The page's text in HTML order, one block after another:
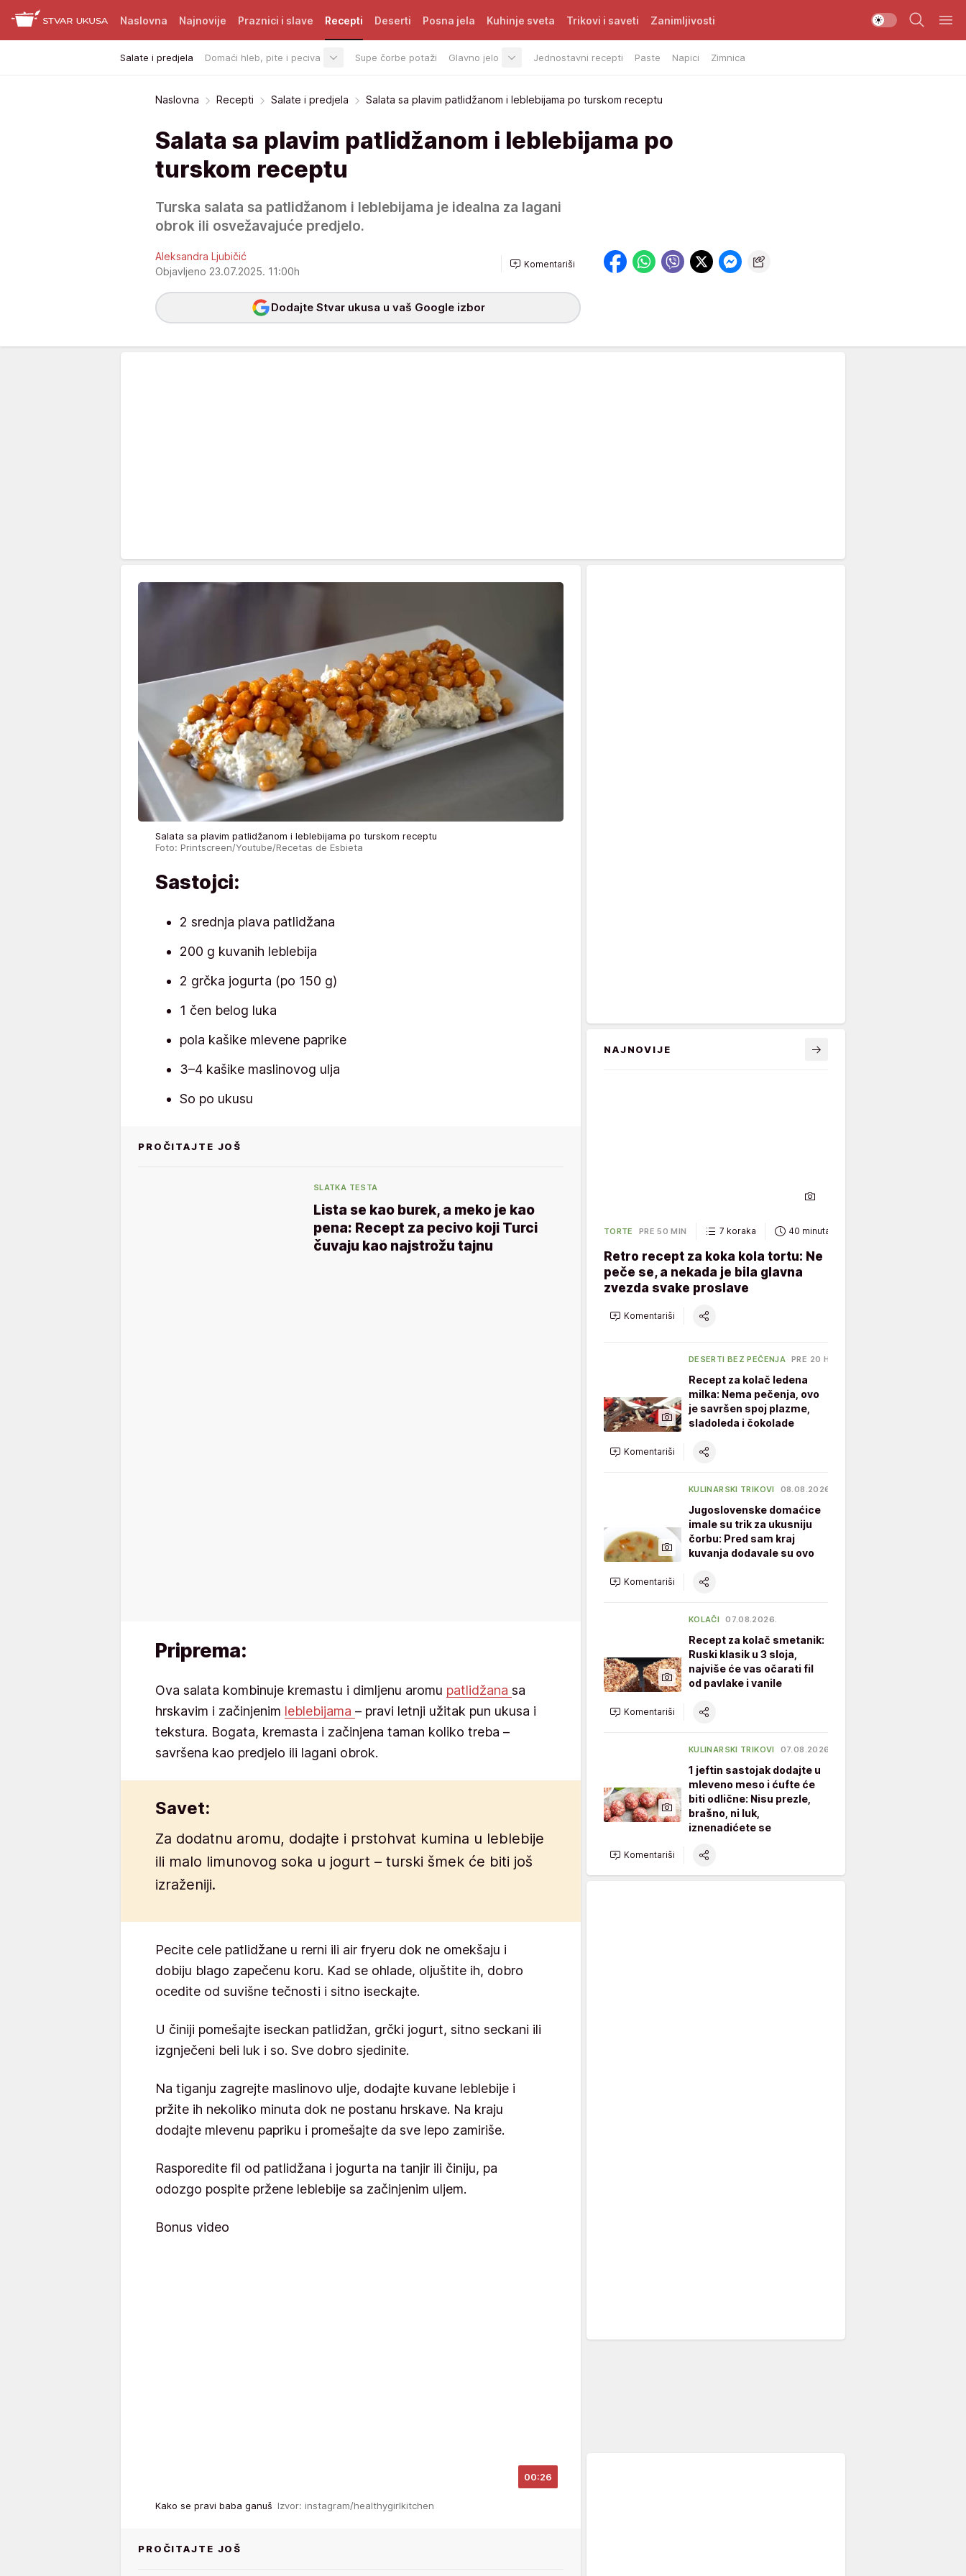
Naslovna Najnovije Praznici i slave Recepti
Salate i predjela Domaći hleb, pite i peciva Supe čorbe potaži Glavno jelo Jednostavni recepti Paste Napici Zimnica
Deserti Posna jela Kuhinje sveta Trikovi i saveti Zanimljivosti
Naslovna Recepti Salate i predjela Salata sa plavim patlidžanom i leblebijama po turskom receptu
Salata sa plavim patlidžanom i leblebijama po
turskom receptu
Turska salata sa patlidžanom i leblebijama je idealna za lagani
obrok ili osvežavajuće predjelo.
Aleksandra Ljubičić
Objavljeno 23.07.2025. 11:00h
Komentariši
Dodajte Stvar ukusa u vaš Google izbor
Salata sa plavim patlidžanom i leblebijama po turskom receptu
Foto: Printscreen/Youtube/Recetas de Esbieta
Sastojci:
2 srednja plava patlidžana
200 g kuvanih leblebija
2 grčka jogurta (po 150 g)
1 čen belog luka
pola kašike mlevene paprike
3–4 kašike maslinovog ulja
So po ukusu
PROČITAJTE JOŠ
SLATKA TESTA
Lista se kao burek, a meko je kao
pena: Recept za pecivo koji Turci
čuvaju kao najstrožu tajnu
Priprema:
Ova salata kombinuje kremastu i dimljenu aromu patlidžana sa
hrskavim i začinjenim leblebijama – pravi letnji užitak pun ukusa i
tekstura. Bogata, kremasta i začinjena taman koliko treba –
savršena kao predjelo ili lagani obrok.
Savet:
Za dodatnu aromu, dodajte i prstohvat kumina u leblebije
ili malo limunovog soka u jogurt – turski šmek će biti još
izraženiji.
Pecite cele patlidžane u rerni ili air fryeru dok ne omekšaju i
dobiju blago zapečenu koru. Kad se ohlade, oljuštite ih, dobro
ocedite od suvišne tečnosti i sitno iseckajte.
U činiji pomešajte iseckan patlidžan, grčki jogurt, sitno seckani ili
izgnječeni beli luk i so. Sve dobro sjedinite.
Na tiganju zagrejte maslinovo ulje, dodajte kuvane leblebije i
pržite ih nekoliko minuta dok ne postanu hrskave. Na kraju
dodajte mlevenu papriku i promešajte da sve lepo zamiriše.
Rasporedite fil od patlidžana i jogurta na tanjir ili činiju, pa
odozgo pospite pržene leblebije sa začinjenim uljem.
Bonus video
00:26
Kako se pravi baba ganuš Izvor: instagram/healthygirlkitchen
PROČITAJTE JOŠ
NAJNOVIJE
TORTE PRE 50 MIN 7 koraka 40 minuta
Retro recept za koka kola tortu: Ne
peče se, a nekada je bila glavna
zvezda svake proslave
Komentariši
DESERTI BEZ PEČENJA PRE 20 H
Recept za kolač ledena
milka: Nema pečenja, ovo
je savršen spoj plazme,
sladoleda i čokolade
Komentariši
KULINARSKI TRIKOVI 08.08.2026.
Jugoslovenske domaćice
imale su trik za ukusniju
čorbu: Pred sam kraj
kuvanja dodavale su ovo
Komentariši
KOLAČI 07.08.2026.
Recept za kolač smetanik:
Ruski klasik u 3 sloja,
najviše će vas očarati fil
od pavlake i vanile
Komentariši
KULINARSKI TRIKOVI 07.08.2026.
1 jeftin sastojak dodajte u
mleveno meso i ćufte će
biti odlične: Nisu prezle,
brašno, ni luk,
iznenadićete se
Komentariši